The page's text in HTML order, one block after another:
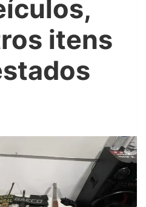
itens